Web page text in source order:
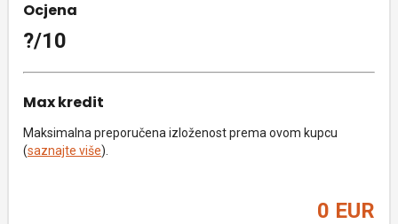
Ocjena
?/10
Max kredit
Maksimalna preporučena izloženost prema ovom kupcu
(saznajte više).
0 EUR